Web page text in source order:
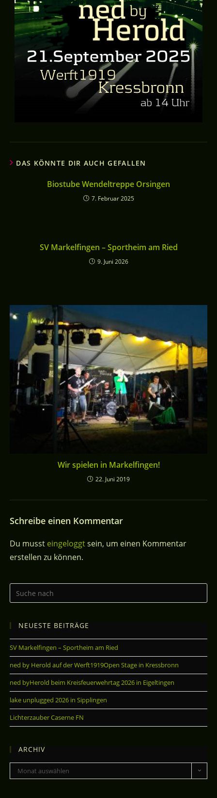
DAS KÖNNTE DIR AUCH GEFALLEN
Biostube Wendeltreppe Orsingen
7. Februar 2025
SV Markelfingen – Sportheim am Ried
9. Juni 2026
Wir spielen in Markelfingen!
22. Juni 2019
Schreibe einen Kommentar
Du musst eingeloggtsein, um einen Kommentar
erstellen zu können.
NEUESTE BEITRÄGE
SV Markelfingen – Sportheim am Ried
ned by Herold auf der Werft1919Open Stage in Kressbronn
ned byHerold beim Kreisfeuerwehrtag 2026 in Eigeltingen
lake unplugged 2026 in Sipplingen
Lichterzauber Caserne FN
ARCHIV
Monat auswählen